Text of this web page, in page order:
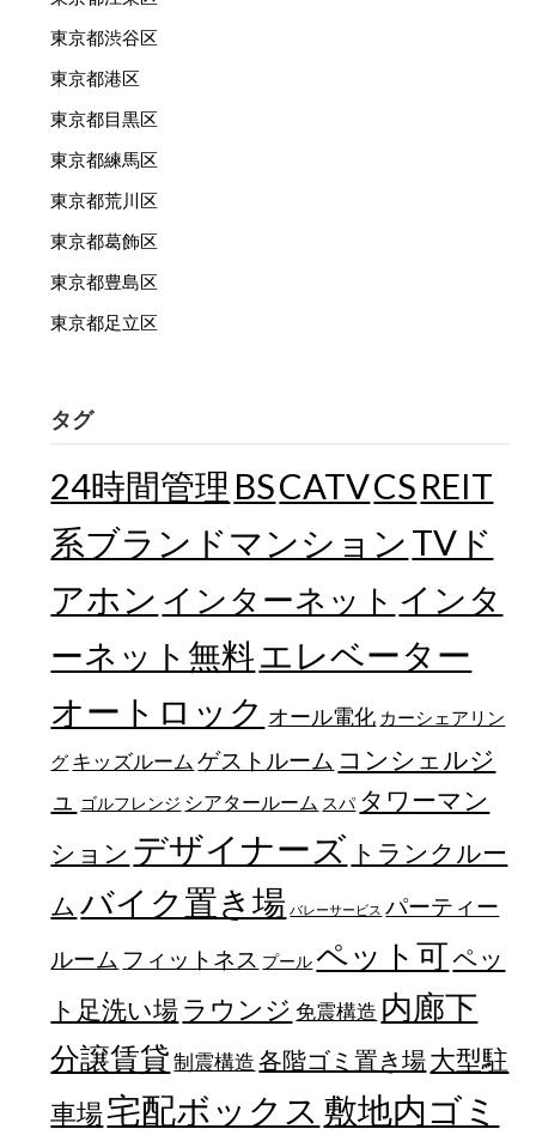
東京都渋谷区
東京都港区
東京都目黒区
東京都練馬区
東京都荒川区
東京都葛飾区
東京都豊島区
東京都足立区
タグ
24時間管理 BSCATVCS REIT
系ブランドマンション TVド
アホン インターネット インタ
ーネット無料エレベーター
オートロック オール電化 カーシェアリン
グ キッズルーム ゲストルーム コンシェルジ
ュ
ゴルフレンジ シアタールーム スパ タワーマン
ション デザイナーズ トランクルー
ム バイク置き場 バレーサービス パーティー
ルーム フィットネス プール ペット可ペッ
ト足洗い場 ラウンジ 免震構造 内廊下
分譲賃貸 制震構造 各階ゴミ置き場大型駐
車場宅配ボックス 敷地内ゴミ